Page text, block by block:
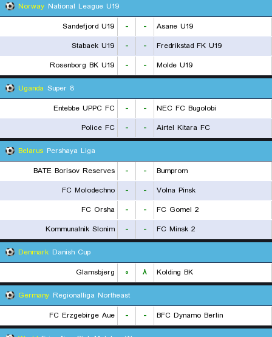
Norway National League U19
Sandefjord U19
- -
Asane U19
Stabaek U19
- -
Fredrikstad FK U19
Rosenborg BK U19
- -
Molde U19
Uganda Super 8
Entebbe UPPC FC
- -
NEC FC Bugolobi
Police FC
- -
Airtel Kitara FC
Belarus Pershaya Liga
BATE Borisov Reserves
- -
Bumprom
FC Molodechno
- -
Volna Pinsk
FC Orsha
- -
FC Gomel 2
Kommunalnik Slonim
- -
FC Minsk 2
Denmark Danish Cup
Glamsbjerg
۰ ۸
Kolding BK
Germany Regionalliga Northeast
FC Erzgebirge Aue
- -
BFC Dynamo Berlin